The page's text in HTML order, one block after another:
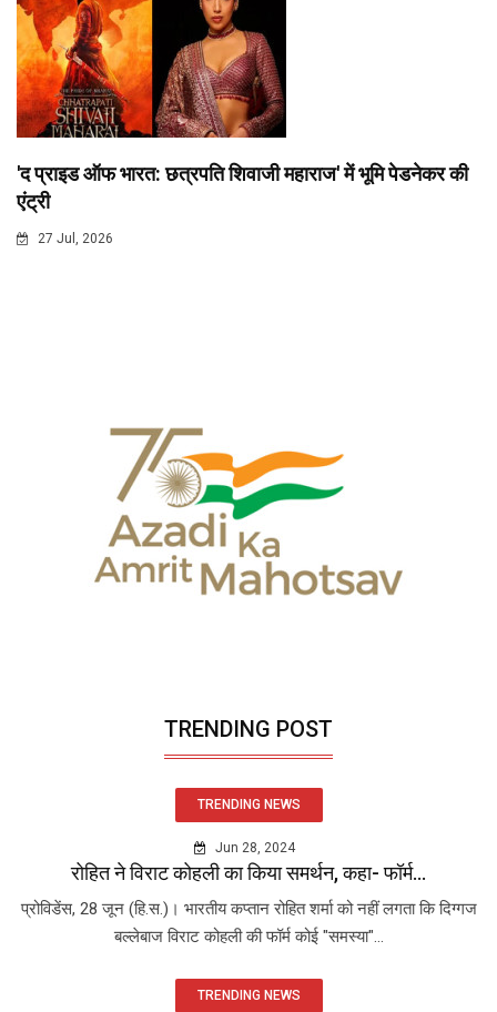
'द प्राइड ऑफ भारत: छत्रपति शिवाजी महाराज' में भूमि पेडनेकर की
एंट्री
27 Jul, 2026
TRENDING POST
TRENDING NEWS
Jun 28, 2024
रोहित ने विराट कोहली का किया समर्थन, कहा- फॉर्म...
प्रोविडेंस, 28 जून (हि.स.)। भारतीय कप्तान रोहित शर्मा को नहीं लगता कि दिग्गज
बल्लेबाज विराट कोहली की फॉर्म कोई "समस्या"...
TRENDING NEWS